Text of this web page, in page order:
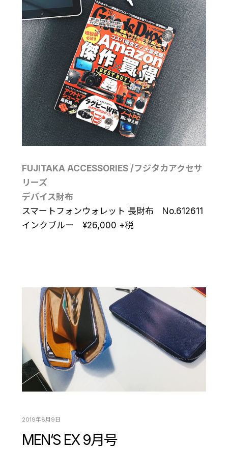
FUJITAKA ACCESSORIES /フジタカアクセサ
リーズ
デバイス財布
スマートフォンウォレット 長財布 No.612611
インクブルー ¥26,000 +税
2019年8月9日
MEN‘S EX 9月号